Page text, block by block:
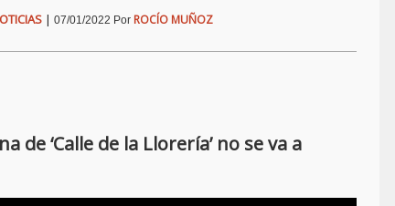
| 07/01/2022 Por ROCÍO MUÑOZ
de ‘Calle de la Llorería’ no se va a